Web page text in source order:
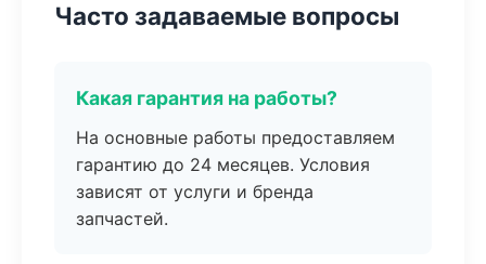
Часто задаваемые вопросы
Какая гарантия на работы?
На основные работы предоставляем
гарантию до 24 месяцев. Условия
зависят от услуги и бренда
запчастей.